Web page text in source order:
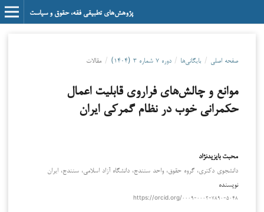
پژوهش‌های تطبیقی فقه، حقوق و سیاست
صفحه اصلی / بایگانی‌ها / دوره ۷ شماره ۳ (۱۴۰۴) / مقالات
موانع و چالش‌های فراروی قابلیت اعمال
حکمرانی خوب در نظام گمرکی ایران
محبت بایزیدنژاد
دانشجوی دکتری، گروه حقوق، واحد سنندج، دانشگاه آزاد اسلامی، سنندج، ایران
نویسنده
https://orcid.org/۰۰۰۹-۰۰۰۲-۷۸۹۰-۵۰۴۸